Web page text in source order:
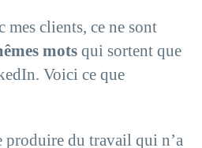
mes clients, ce ne sont
mots qui sortent que
Voici ce que
produire du travail qui n’a